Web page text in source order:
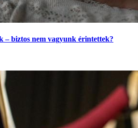
– biztos nem vagyunk érintettek?